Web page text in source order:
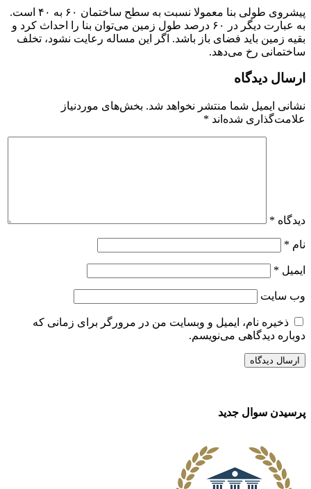
پیشروی طولی بنا معمولا نسبت به سطح ساختمان ۶۰ به ۴۰ است.
به عبارت دیگر در ۶۰ درصد طول زمین می‌توان بنا را احداث کرد و
بقیه زمین باید فضای باز باشد. اگر این مساله رعایت نشود، تخلف
ساختمانی رخ می‌دهد.
ارسال دیدگاه
نشانی ایمیل شما منتشر نخواهد شد. بخش‌های موردنیاز
علامت‌گذاری شده‌اند *
دیدگاه *
نام *
ایمیل *
وب‌ سایت
ذخیره نام، ایمیل و وبسایت من در مرورگر برای زمانی که
دوباره دیدگاهی می‌نویسم.
پرسیدن سوال جدید